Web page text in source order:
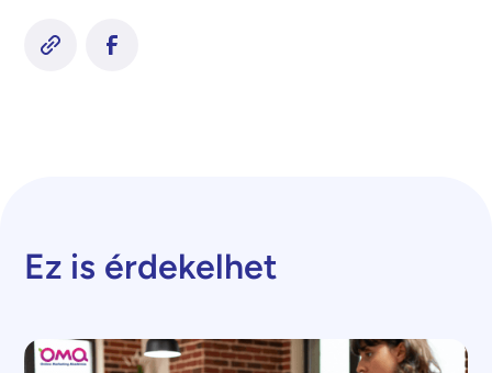
Ez is érdekelhet